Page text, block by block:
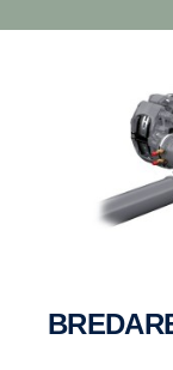
Ett bredare